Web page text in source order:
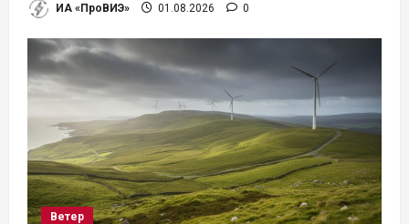
ИА «ПроВИЭ» 01.08.2026 0
Ветер